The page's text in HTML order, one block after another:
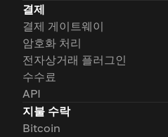
결제
결제 게이트웨이
암호화 처리
전자상거래 플러그인
수수료
API
지불 수락
Bitcoin